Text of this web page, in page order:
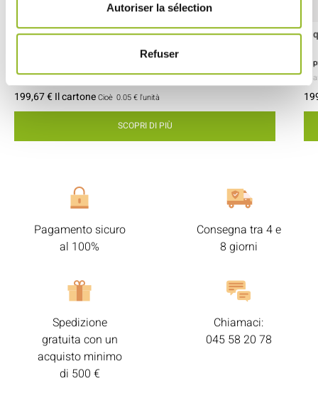
Autoriser la sélection
Refuser
Stecchino Maiale da 50 mm
- 100x18x2 mm- Bambù- 4000 pezzi / cartone
199,67 € Il cartoneCioè 0.05 € l'unità
SCOPRI DI PIÙ
-
Pagamento sicuro
al 100%
Consegna tra 4 e
8 giorni
Spedizione
gratuita con un
acquisto minimo
di 500 €
Chiamaci:
045 58 20 78